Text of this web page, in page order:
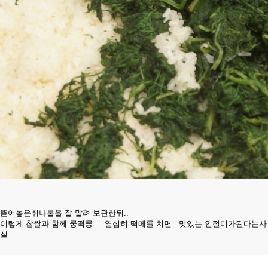
뜯어놓은취나물을 잘 말려 보관한뒤..
이렇게 찹쌀과 함께 쿵떡쿵.... 열심히 떡메를 치면.. 맛있는 인절미가된다는사
실